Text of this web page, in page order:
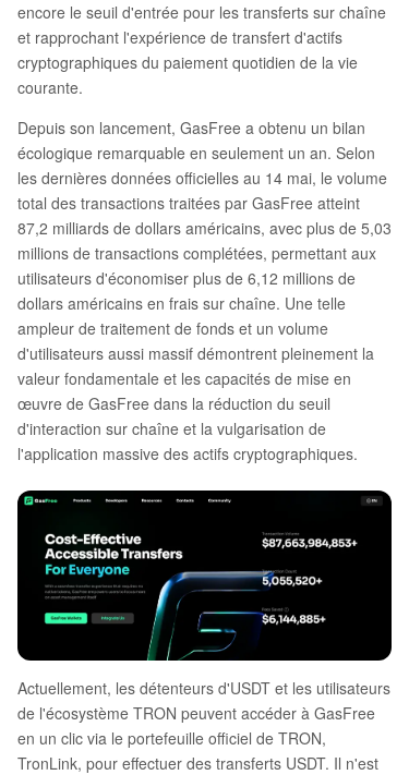
encore le seuil d'entrée pour les transferts sur chaîne
et rapprochant l'expérience de transfert d'actifs
cryptographiques du paiement quotidien de la vie
courante.
Depuis son lancement, GasFree a obtenu un bilan
écologique remarquable en seulement un an. Selon
les dernières données officielles au 14 mai, le volume
total des transactions traitées par GasFree atteint
87,2 milliards de dollars américains, avec plus de 5,03
millions de transactions complétées, permettant aux
utilisateurs d'économiser plus de 6,12 millions de
dollars américains en frais sur chaîne. Une telle
ampleur de traitement de fonds et un volume
d'utilisateurs aussi massif démontrent pleinement la
valeur fondamentale et les capacités de mise en
œuvre de GasFree dans la réduction du seuil
d'interaction sur chaîne et la vulgarisation de
l'application massive des actifs cryptographiques.
Actuellement, les détenteurs d'USDT et les utilisateurs
de l'écosystème TRON peuvent accéder à GasFree
en un clic via le portefeuille officiel de TRON,
TronLink, pour effectuer des transferts USDT. Il n'est